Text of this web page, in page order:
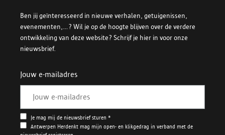
Ben jij geïnteresseerd in nieuwe verhalen, getuigenissen,
evenementen,...? Wil je op de hoogte blijven over de verdere
ontwikkeling van deze website? Schrijf je hier in voor onze
nieuwsbrief.
Jouw e-mailadres
Je mag mij de nieuwsbrief sturen *
Antwerpen Herdenkt mag mijn open- en klikgedrag in verband met de